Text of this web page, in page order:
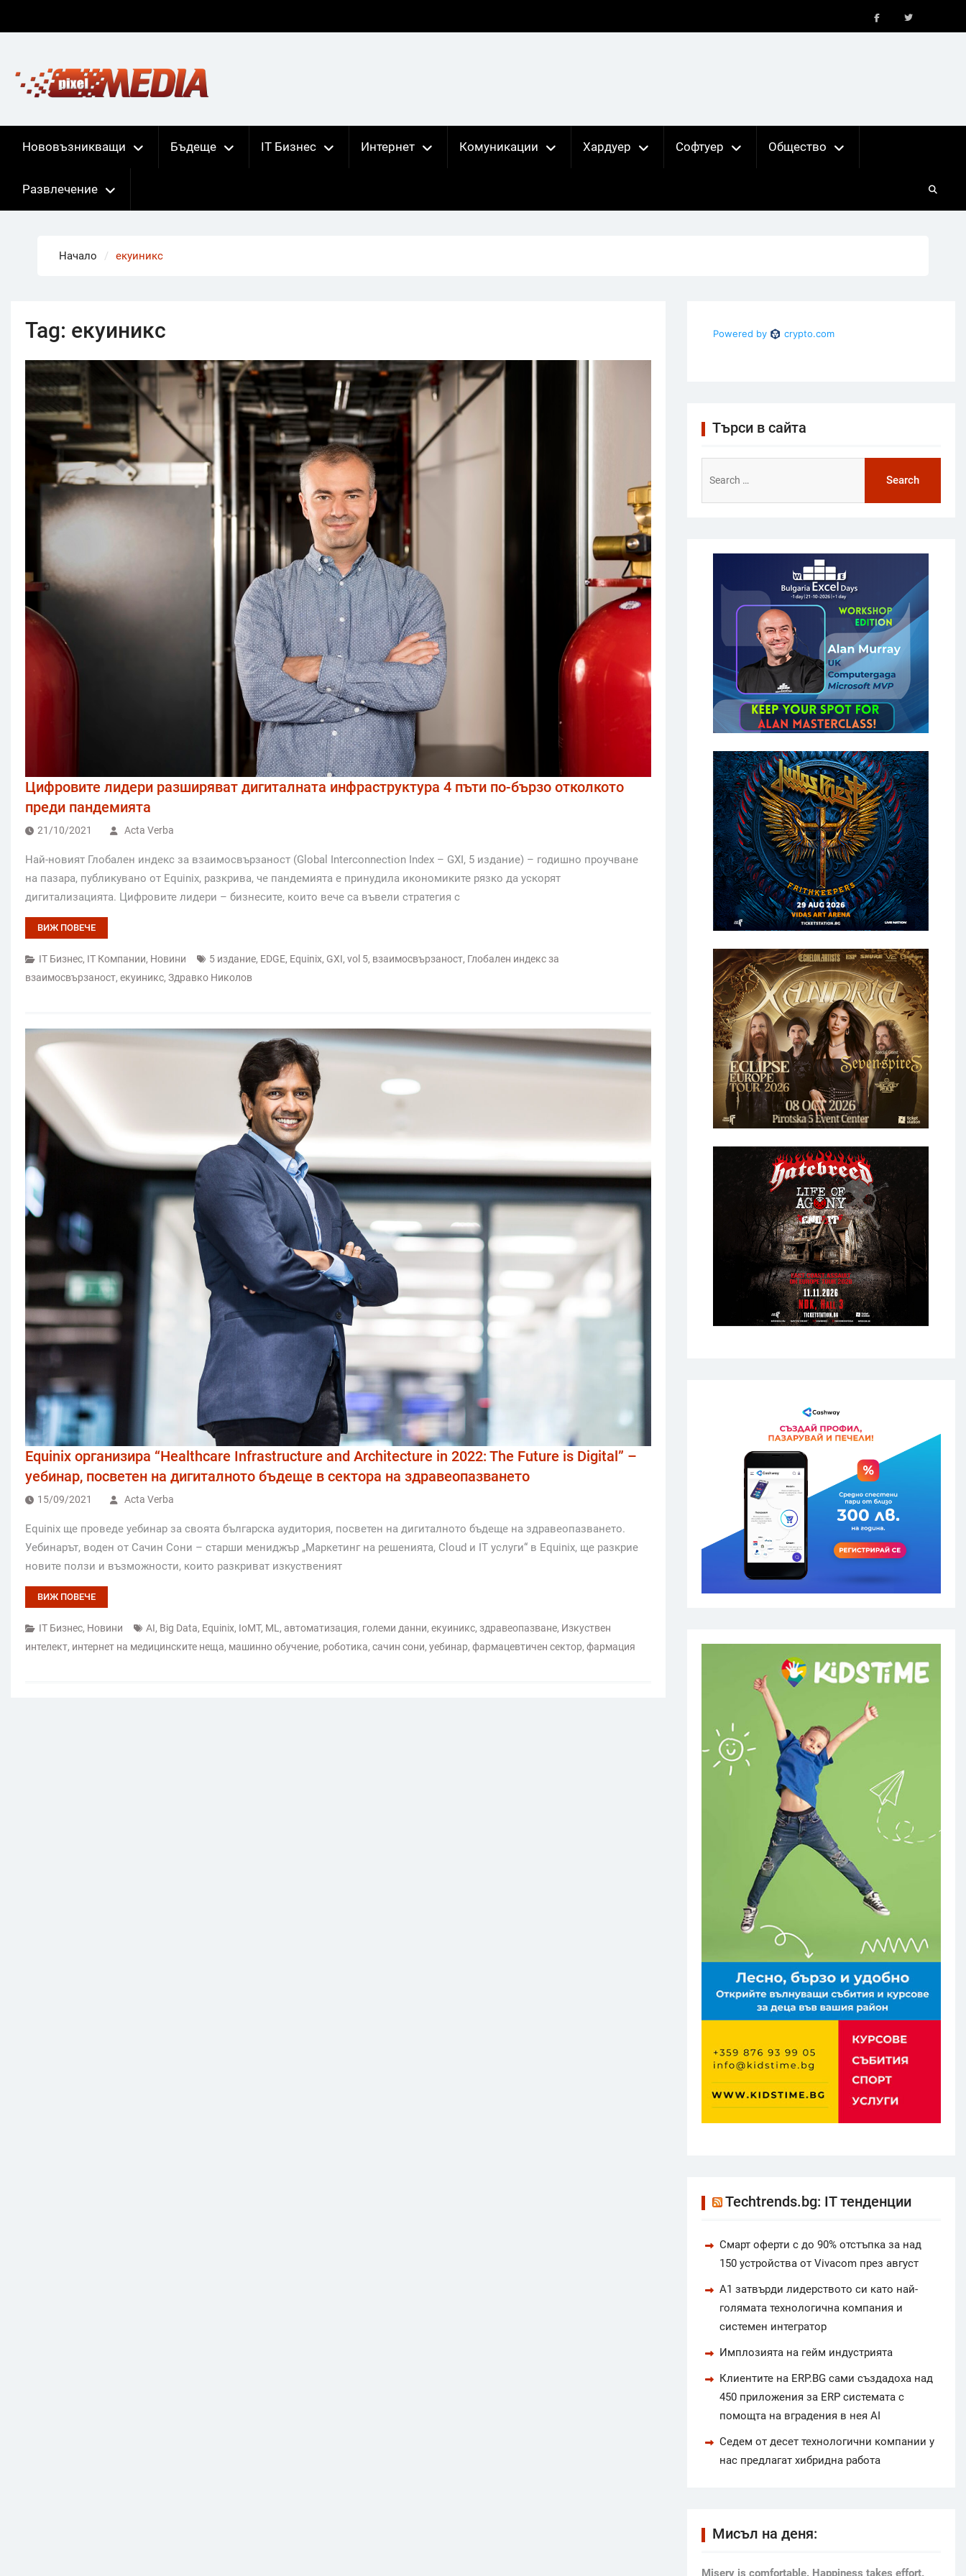
Нововъзникващи Бъдеще IT Бизнес Интернет Комуникации Хардуер Софтуер Общество
Развлечение
Начало екуиникс
Tag: екуиникс
Цифровите лидери разширяват дигиталната инфраструктура 4 пъти по-бързо отколкото
преди пандемията
21/10/2021 Acta Verba
Най-новият Глобален индекс за взаимосвързаност (Global Interconnection Index – GXI, 5 издание) – годишно проучване
на пазара, публикувано от Equinix, разкрива, че пандемията е принудила икономиките рязко да ускорят
дигитализацията. Цифровите лидери – бизнесите, които вече са въвели стратегия с
ВИЖ ПОВЕЧЕ
IT Бизнес, IT Компании, Новини 5 издание, EDGE, Equinix, GXI, vol 5, взаимосвързаност, Глобален индекс за
взаимосвързаност, екуиникс, Здравко Николов
Equinix организира “Healthcare Infrastructure and Architecture in 2022: The Future is Digital” –
уебинар, посветен на дигиталното бъдеще в сектора на здравеопазването
15/09/2021 Acta Verba
Equinix ще проведе уебинар за своята българска аудитория, посветен на дигиталното бъдеще на здравеопазването.
Уебинарът, воден от Сачин Сони – старши мениджър „Маркетинг на решенията, Cloud и IT услуги“ в Equinix, ще разкрие
новите ползи и възможности, които разкриват изкуственият
ВИЖ ПОВЕЧЕ
IT Бизнес, Новини AI, Big Data, Equinix, IoMT, ML , автоматизация, големи данни, екуиникс, здравеопазване, Изкуствен
интелект, интернет на медицинските неща, машинно обучение, роботика, сачин сони, уебинар, фармацевтичен сектор, фармация
Търси в сайта
for:
Techtrends.bg: IT тенденции
Смарт оферти с до 90% отстъпка за над
150 устройства от Vivacom през август
А1 затвърди лидерството си като най-
голямата технологична компания и
системен интегратор
Имплозията на гейм индустрията
Клиентите на ERP.BG сами създадоха над
450 приложения за ERP системата с
помощта на вградения в нея AI
Седем от десет технологични компании у
нас предлагат хибридна работа
Мисъл на деня:
Мisery is comfortable. Happiness takes effort.